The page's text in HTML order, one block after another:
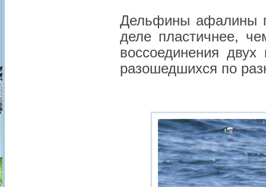
Дельфины афалины
деле пластичнее,
воссоединения
разошедшихся по